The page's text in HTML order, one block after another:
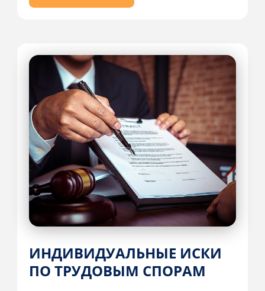
ИНДИВИДУАЛЬНЫЕ ИСКИ
ПО ТРУДОВЫМ СПОРАМ